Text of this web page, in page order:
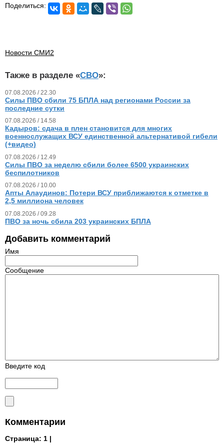
Поделиться:
Новости СМИ2
Также в разделе «СВО»:
07.08.2026 / 22.30
Силы ПВО сбили 75 БПЛА над регионами России за
последние сутки
07.08.2026 / 14.58
Кадыров: сдача в плен становится для многих
военнослужащих ВСУ единственной альтернативой гибели
(+видео)
07.08.2026 / 12.49
Силы ПВО за неделю сбили более 6500 украинских
беспилотников
07.08.2026 / 10.00
Апты Алаудинов: Потери ВСУ приближаются к отметке в
2,5 миллиона человек
07.08.2026 / 09.28
ПВО за ночь сбила 203 украинских БПЛА
Добавить комментарий
Имя
Сообщение
Введите код
Комментарии
Страница: 1 |